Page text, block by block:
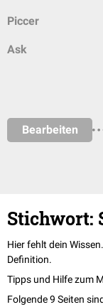
Piccer
Ask
Bearbeiten
Stichwort:
Hier fehlt dein
Definition.
Tipps und Hilfe zum
Folgende 9 Seiten